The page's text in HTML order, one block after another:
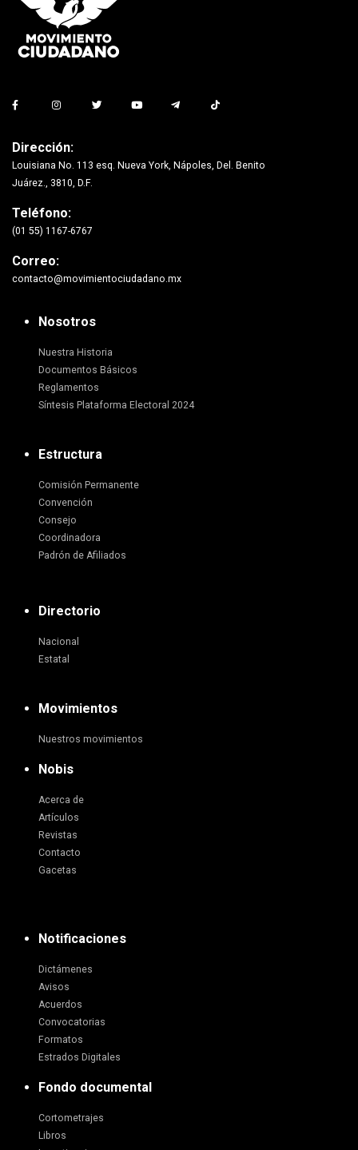
Dirección:
Louisiana No. 113 esq. Nueva York, Nápoles, Del. Benito
Juárez., 3810, D.F.
Teléfono:
(01 55) 1167-6767
Correo:
contacto@movimientociudadano.mx
Nosotros
Nuestra Historia
Documentos Básicos
Reglamentos
Síntesis Plataforma Electoral 2024
Estructura
Comisión Permanente
Convención
Consejo
Coordinadora
Padrón de Afiliados
Directorio
Nacional
Estatal
Movimientos
Nuestros movimientos
Nobis
Acerca de
Artículos
Revistas
Contacto
Gacetas
Notificaciones
Dictámenes
Avisos
Acuerdos
Convocatorias
Formatos
Estrados Digitales
Fondo documental
Cortometrajes
Libros